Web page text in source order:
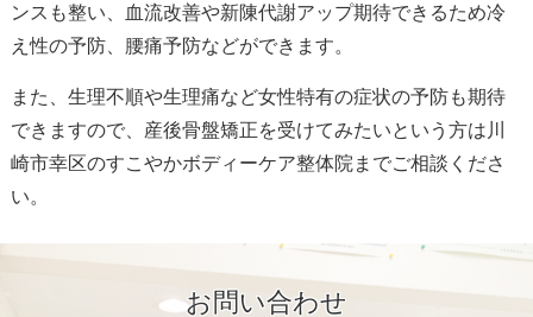
ンスも整い、血流改善や新陳代謝アップ期待できるため冷
え性の予防、腰痛予防などができます。
また、生理不順や生理痛など女性特有の症状の予防も期待
できますので、産後骨盤矯正を受けてみたいという方は川
崎市幸区のすこやかボディーケア整体院までご相談くださ
い。
お問い合わせ